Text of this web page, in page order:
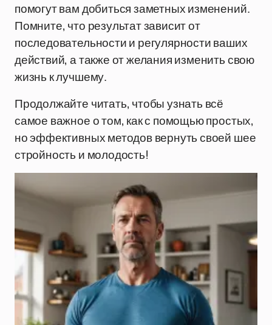
помогут вам добиться заметных изменений.
Помните, что результат зависит от
последовательности и регулярности ваших
действий, а также от желания изменить свою
жизнь к лучшему.
Продолжайте читать, чтобы узнать всё
самое важное о том, как с помощью простых,
но эффективных методов вернуть своей шее
стройность и молодость!